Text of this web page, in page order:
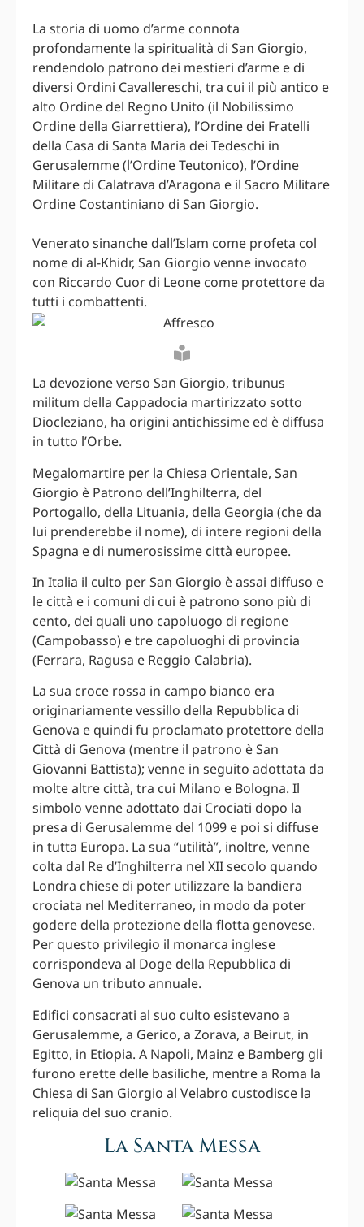
La storia di uomo d’arme connota
profondamente la spiritualità di San Giorgio,
rendendolo patrono dei mestieri d’arme e di
diversi Ordini Cavallereschi, tra cui il più antico e
alto Ordine del Regno Unito (il Nobilissimo
Ordine della Giarrettiera), l’Ordine dei Fratelli
della Casa di Santa Maria dei Tedeschi in
Gerusalemme (l’Ordine Teutonico), l’Ordine
Militare di Calatrava d’Aragona e il Sacro Militare
Ordine Costantiniano di San Giorgio.
Venerato sinanche dall’Islam come profeta col
nome di al-Khidr, San Giorgio venne invocato
con Riccardo Cuor di Leone come protettore da
tutti i combattenti.
La devozione verso San Giorgio, tribunus
militum della Cappadocia martirizzato sotto
Diocleziano, ha origini antichissime ed è diffusa
in tutto l’Orbe.
Megalomartire per la Chiesa Orientale, San
Giorgio è Patrono dell’Inghilterra, del
Portogallo, della Lituania, della Georgia (che da
lui prenderebbe il nome), di intere regioni della
Spagna e di numerosissime città europee.
In Italia il culto per San Giorgio è assai diffuso e
le città e i comuni di cui è patrono sono più di
cento, dei quali uno capoluogo di regione
(Campobasso) e tre capoluoghi di provincia
(Ferrara, Ragusa e Reggio Calabria).
La sua croce rossa in campo bianco era
originariamente vessillo della Repubblica di
Genova e quindi fu proclamato protettore della
Città di Genova (mentre il patrono è San
Giovanni Battista); venne in seguito adottata da
molte altre città, tra cui Milano e Bologna. Il
simbolo venne adottato dai Crociati dopo la
presa di Gerusalemme del 1099 e poi si diffuse
in tutta Europa. La sua “utilità”, inoltre, venne
colta dal Re d’Inghilterra nel XII secolo quando
Londra chiese di poter utilizzare la bandiera
crociata nel Mediterraneo, in modo da poter
godere della protezione della flotta genovese.
Per questo privilegio il monarca inglese
corrispondeva al Doge della Repubblica di
Genova un tributo annuale.
Edifici consacrati al suo culto esistevano a
Gerusalemme, a Gerico, a Zorava, a Beirut, in
Egitto, in Etiopia. A Napoli, Mainz e Bamberg gli
furono erette delle basiliche, mentre a Roma la
Chiesa di San Giorgio al Velabro custodisce la
reliquia del suo cranio.
La Santa Messa